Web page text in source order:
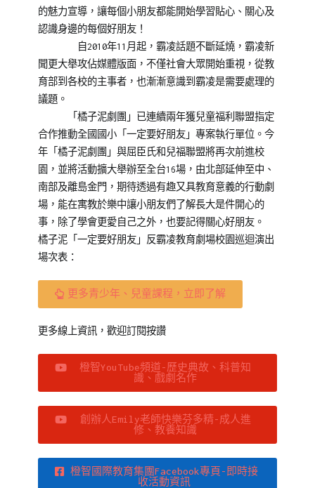
的魅力宣導，讓每個小朋友都能開始學習貼心、關心及
認識身邊的每個好朋友！
自2010年11月起，霸凌話題不斷延燒，霸凌新
聞更大舉攻佔媒體版面，不僅社會大眾開始重視，從教
育部到各校的主事者，也漸漸意識到霸凌是需要處理的
議題。
「橘子泥劇團」已連續兩年獲兒童福利聯盟指定
合作推動全國國小「一定要好朋友」專案執行單位。今
年「橘子泥劇團」與屈臣氏和兒福聯盟將再次前進校
園，並將活動擴大舉辦至全台16場，由北部延伸至中、
南部及離島金門，期待透過有趣又具教育意義的行動劇
場，能在寓教於樂中讓小朋友們了解長大是件開心的
事，除了學會更愛自己之外，也要記得關心好朋友。
橘子泥「一定要好朋友」反霸凌教育劇場校園巡迴演出
場次表：
更多青少年、兒童課程，立即了解
更多線上資訊，歡迎訂閱按讚
橙智YouTube頻道-歷史典故、科普知
識、戲劇名作
創辦人Emily老師快樂芬多精-成人進
修、教養知識
橙智國際教育集團Facebook專頁-即時接
收活動資訊